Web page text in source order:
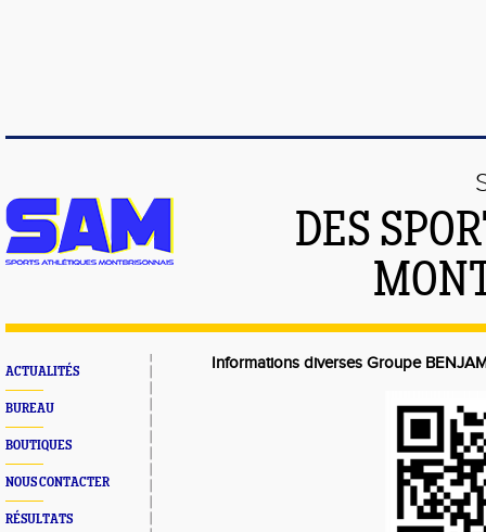
DES
ACTUALITÉS
BUREAU
BOUTIQUES
NOUS CONTACTER
RÉSULTATS
Informations diverses Groupe